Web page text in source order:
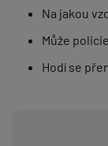
Na jakou
Může
Hodí se